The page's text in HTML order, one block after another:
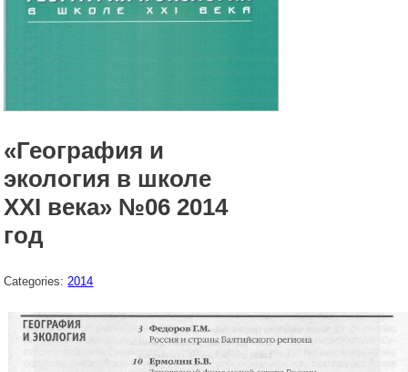
«География и
экология в школе
XXI века» №06 2014
год
Categories: 2014